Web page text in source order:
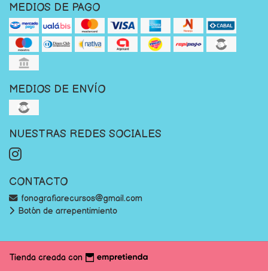
MEDIOS DE PAGO
MEDIOS DE ENVÍO
NUESTRAS REDES SOCIALES
CONTACTO
fonografiarecursos@gmail.com
Botón de arrepentimiento
Tienda creada con